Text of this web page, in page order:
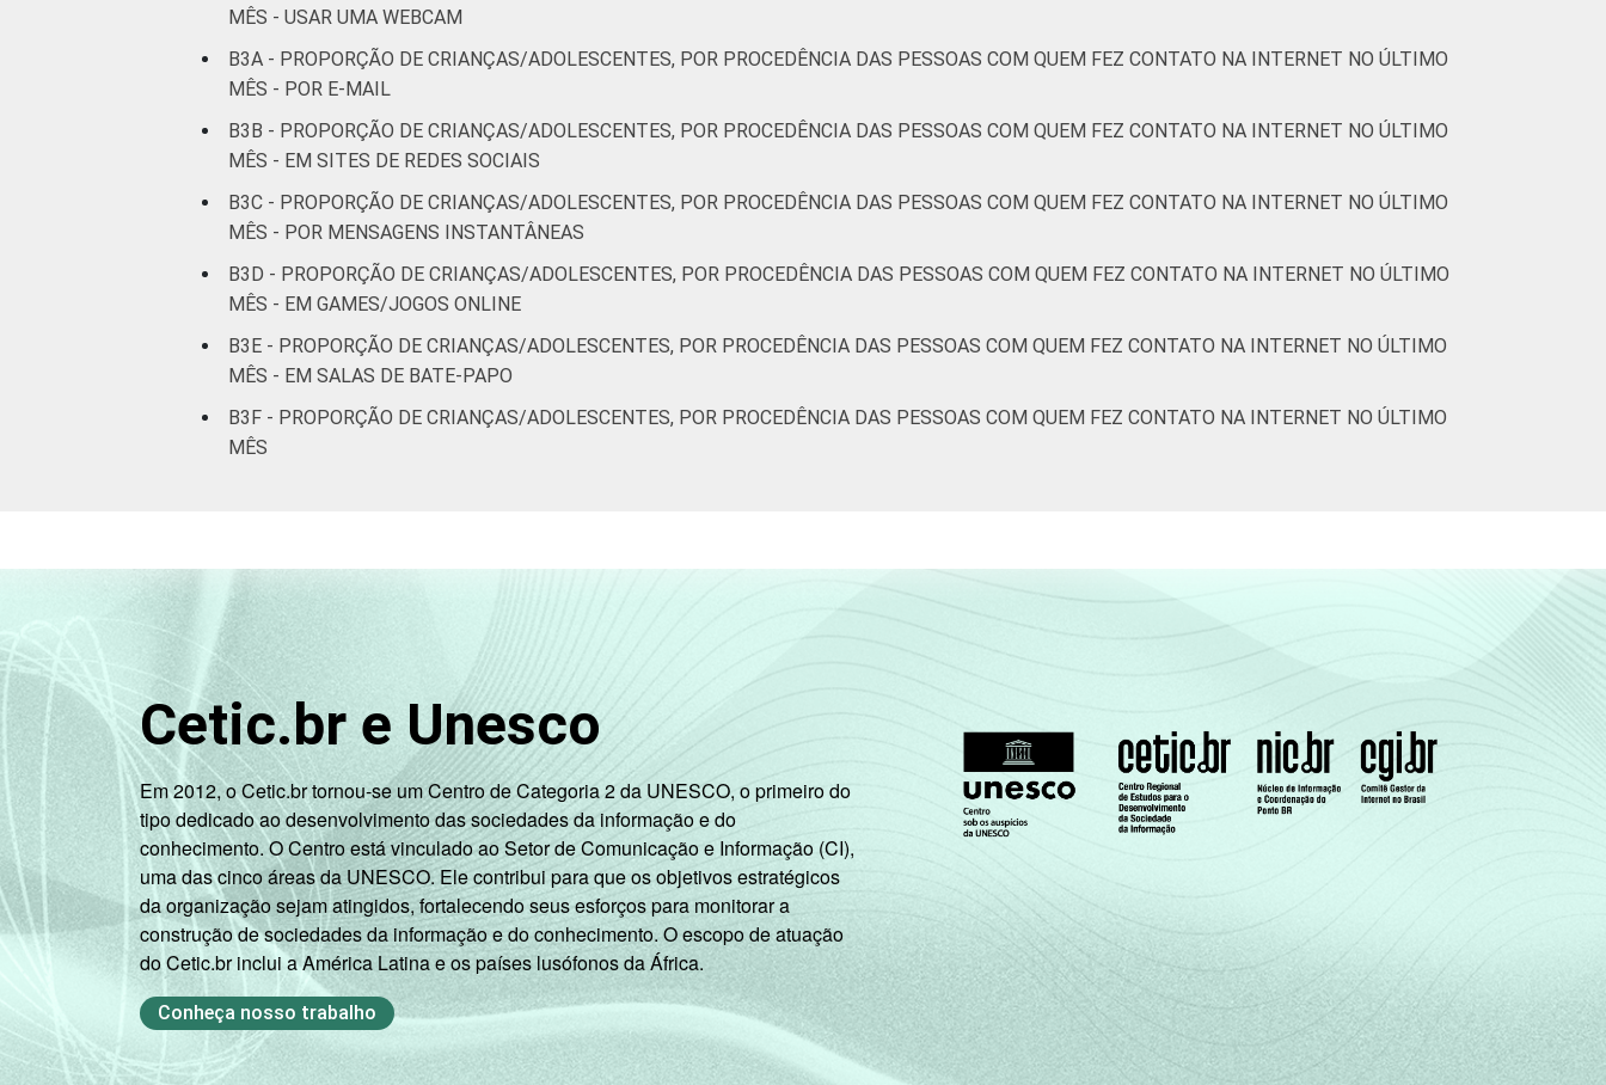
MÊS - USAR UMA WEBCAM
B3A - PROPORÇÃO DE CRIANÇAS/ADOLESCENTES, POR PROCEDÊNCIA DAS PESSOAS COM QUEM FEZ CONTATO NA INTERNET NO ÚLTIMO
MÊS - POR E-MAIL
B3B - PROPORÇÃO DE CRIANÇAS/ADOLESCENTES, POR PROCEDÊNCIA DAS PESSOAS COM QUEM FEZ CONTATO NA INTERNET NO ÚLTIMO
MÊS - EM SITES DE REDES SOCIAIS
B3C - PROPORÇÃO DE CRIANÇAS/ADOLESCENTES, POR PROCEDÊNCIA DAS PESSOAS COM QUEM FEZ CONTATO NA INTERNET NO ÚLTIMO
MÊS - POR MENSAGENS INSTANTÂNEAS
B3D - PROPORÇÃO DE CRIANÇAS/ADOLESCENTES, POR PROCEDÊNCIA DAS PESSOAS COM QUEM FEZ CONTATO NA INTERNET NO ÚLTIMO
MÊS - EM GAMES/JOGOS ONLINE
B3E - PROPORÇÃO DE CRIANÇAS/ADOLESCENTES, POR PROCEDÊNCIA DAS PESSOAS COM QUEM FEZ CONTATO NA INTERNET NO ÚLTIMO
MÊS - EM SALAS DE BATE-PAPO
B3F - PROPORÇÃO DE CRIANÇAS/ADOLESCENTES, POR PROCEDÊNCIA DAS PESSOAS COM QUEM FEZ CONTATO NA INTERNET NO ÚLTIMO
MÊS
Cetic.br e Unesco
Em 2012, o Cetic.br tornou-se um Centro de Categoria 2 da UNESCO, o primeiro do
tipo dedicado ao desenvolvimento das sociedades da informação e do
conhecimento. O Centro está vinculado ao Setor de Comunicação e Informação (CI),
uma das cinco áreas da UNESCO. Ele contribui para que os objetivos estratégicos
da organização sejam atingidos, fortalecendo seus esforços para monitorar a
construção de sociedades da informação e do conhecimento. O escopo de atuação
do Cetic.br inclui a América Latina e os países lusófonos da África.
Conheça nosso trabalho